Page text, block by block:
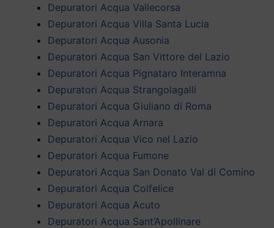
Depuratori Acqua Vallecorsa
Depuratori Acqua Villa Santa Lucia
Depuratori Acqua Ausonia
Depuratori Acqua San Vittore del Lazio
Depuratori Acqua Pignataro Interamna
Depuratori Acqua Strangolagalli
Depuratori Acqua Giuliano di Roma
Depuratori Acqua Arnara
Depuratori Acqua Vico nel Lazio
Depuratori Acqua Fumone
Depuratori Acqua San Donato Val di Comino
Depuratori Acqua Colfelice
Depuratori Acqua Acuto
Depuratori Acqua Sant’Apollinare